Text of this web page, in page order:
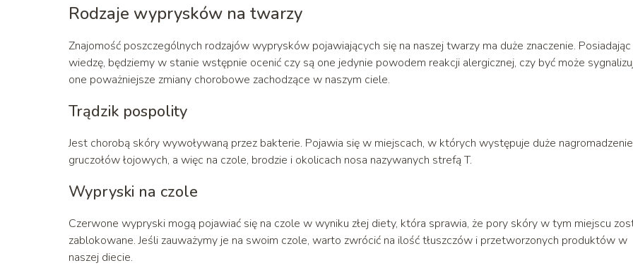
Rodzaje wyprysków na twarzy
Znajomość poszczególnych rodzajów wyprysków pojawiających się na naszej twarzy ma duże znaczenie.
wiedzę, będziemy w stanie wstępnie ocenić czy są one jedynie powodem reakcji alergicznej, czy być może
one poważniejsze zmiany chorobowe zachodzące w naszym ciele.
Trądzik pospolity
Jest chorobą skóry wywoływaną przez bakterie. Pojawia się w miejscach, w których występuje duże nagromadzenie
gruczołów łojowych, a więc na czole, brodzie i okolicach nosa nazywanych strefą T.
Wypryski na czole
Czerwone wypryski mogą pojawiać się na czole w wyniku złej diety, która sprawia, że pory skóry w tym miejscu
zablokowane. Jeśli zauważymy je na swoim czole, warto zwrócić na ilość tłuszczów i przetworzonych produktów w
naszej diecie.